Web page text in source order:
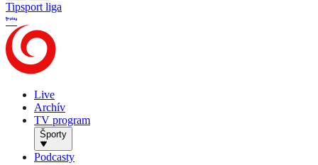
Tipsport liga
Live
Archív
TV program
Športy
Podcasty